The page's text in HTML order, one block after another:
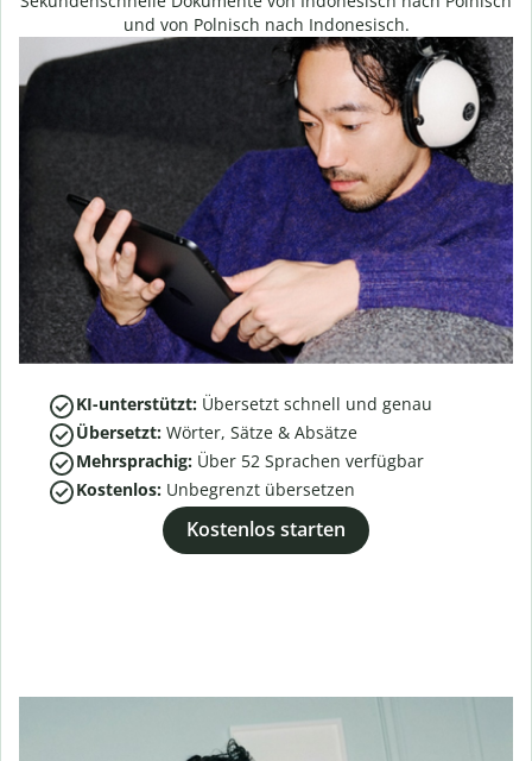
und von Polnisch nach Indonesisch.
KI-unterstützt: Übersetzt schnell und genau
Übersetzt: Wörter, Sätze & Absätze
Mehrsprachig: Über 52 Sprachen verfügbar
Kostenlos: Unbegrenzt übersetzen
Kostenlos starten